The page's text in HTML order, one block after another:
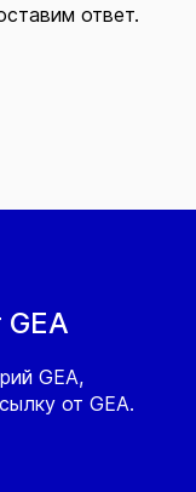
GEA,
от GEA.
ответ.